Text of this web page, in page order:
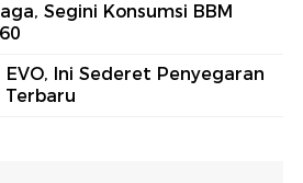
Segini Konsumsi BBM
Ini Sederet Penyegaran
Terbaru